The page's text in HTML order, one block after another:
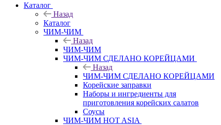
Каталог
Назад
Каталог
ЧИМ-ЧИМ
Назад
ЧИМ-ЧИМ
ЧИМ-ЧИМ СДЕЛАНО КОРЕЙЦАМИ
Назад
ЧИМ-ЧИМ СДЕЛАНО КОРЕЙЦАМИ
Корейские заправки
Наборы и ингредиенты для
приготовления корейских салатов
Соусы
ЧИМ-ЧИМ HOT ASIA